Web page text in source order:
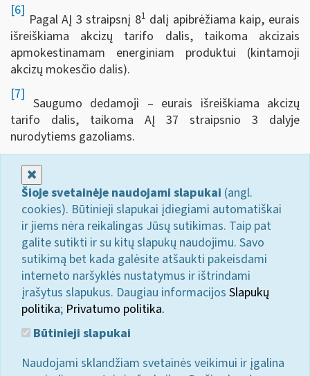
[6]
Pagal AĮ 3 straipsnį 81 dalį apibrėžiama kaip, eurais
išreiškiama akcizų tarifo dalis, taikoma akcizais
apmokestinamam energiniam produktui (kintamoji
akcizų mokesčio dalis).
[7]
Saugumo dedamoji – eurais išreiškiama akcizų
tarifo dalis, taikoma AĮ 37 straipsnio 3 dalyje
nurodytiems gazoliams.
Šioje svetainėje naudojami slapukai (angl.
cookies). Būtinieji slapukai įdiegiami automatiškai
ir jiems nėra reikalingas Jūsų sutikimas. Taip pat
galite sutikti ir su kitų slapukų naudojimu. Savo
sutikimą bet kada galėsite atšaukti pakeisdami
interneto naršyklės nustatymus ir ištrindami
įrašytus slapukus. Daugiau informacijos Slapukų
politika; Privatumo politika.
Būtinieji slapukai
Naudojami sklandžiam svetainės veikimui ir įgalina